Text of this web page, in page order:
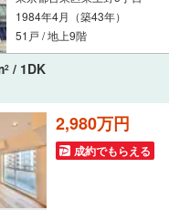
1984年4月（築43年）
51戸 / 地上9階
2 / 1DK
2,980万円
成約でもらえる